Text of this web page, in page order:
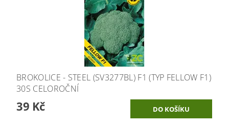
BROKOLICE - STEEL (SV3277BL) F1 (TYP FELLOW F1)
30S CELOROČNÍ
39 Kč